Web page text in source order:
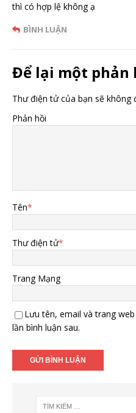
thì có hợp lệ không ạ
BÌNH LUẬN
Để lại một phản
Thư điện tử của bạn sẽ không
Phản hồi
Tên*
Thư điện tử*
Trang Mạng
Lưu tên, email và trang
lần bình luận sau.